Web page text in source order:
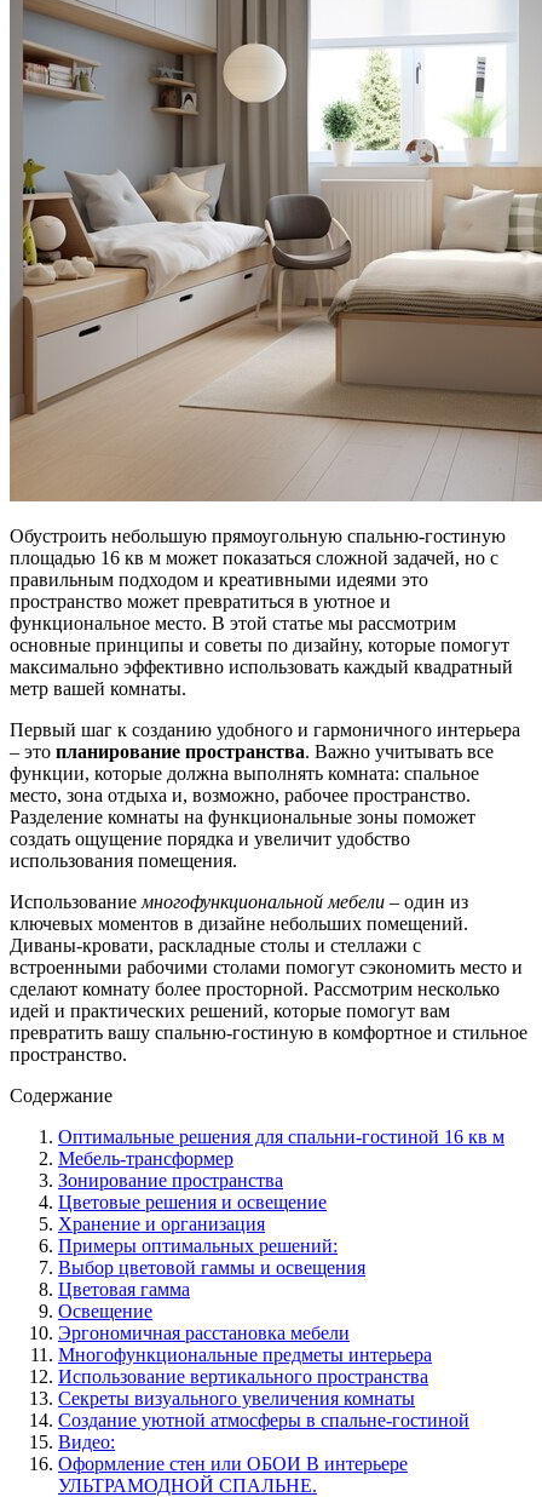
Обустроить небольшую прямоугольную спальню-гостиную
площадью 16 кв м может показаться сложной задачей, но с
правильным подходом и креативными идеями это
пространство может превратиться в уютное и
функциональное место. В этой статье мы рассмотрим
основные принципы и советы по дизайну, которые помогут
максимально эффективно использовать каждый квадратный
метр вашей комнаты.
Первый шаг к созданию удобного и гармоничного интерьера
– это планирование пространства. Важно учитывать все
функции, которые должна выполнять комната: спальное
место, зона отдыха и, возможно, рабочее пространство.
Разделение комнаты на функциональные зоны поможет
создать ощущение порядка и увеличит удобство
использования помещения.
Использование многофункциональной мебели – один из
ключевых моментов в дизайне небольших помещений.
Диваны-кровати, раскладные столы и стеллажи с
встроенными рабочими столами помогут сэкономить место и
сделают комнату более просторной. Рассмотрим несколько
идей и практических решений, которые помогут вам
превратить вашу спальню-гостиную в комфортное и стильное
пространство.
Содержание
Оптимальные решения для спальни-гостиной 16 кв м
Мебель-трансформер
Зонирование пространства
Цветовые решения и освещение
Хранение и организация
Примеры оптимальных решений:
Выбор цветовой гаммы и освещения
Цветовая гамма
Освещение
Эргономичная расстановка мебели
Многофункциональные предметы интерьера
Использование вертикального пространства
Секреты визуального увеличения комнаты
Создание уютной атмосферы в спальне-гостиной
Видео:
Оформление стен или ОБОИ В интерьере
УЛЬТРАМОДНОЙ СПАЛЬНЕ.